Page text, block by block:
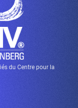
du Centre pour la